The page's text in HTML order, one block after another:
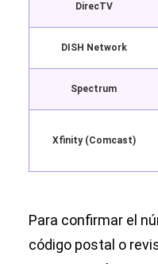
DirecTV
DISH Network
Spectrum
Xfinity (Comcast)
Para confirmar el
código postal o